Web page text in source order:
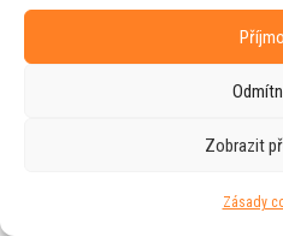
Zobrazit
Zásady